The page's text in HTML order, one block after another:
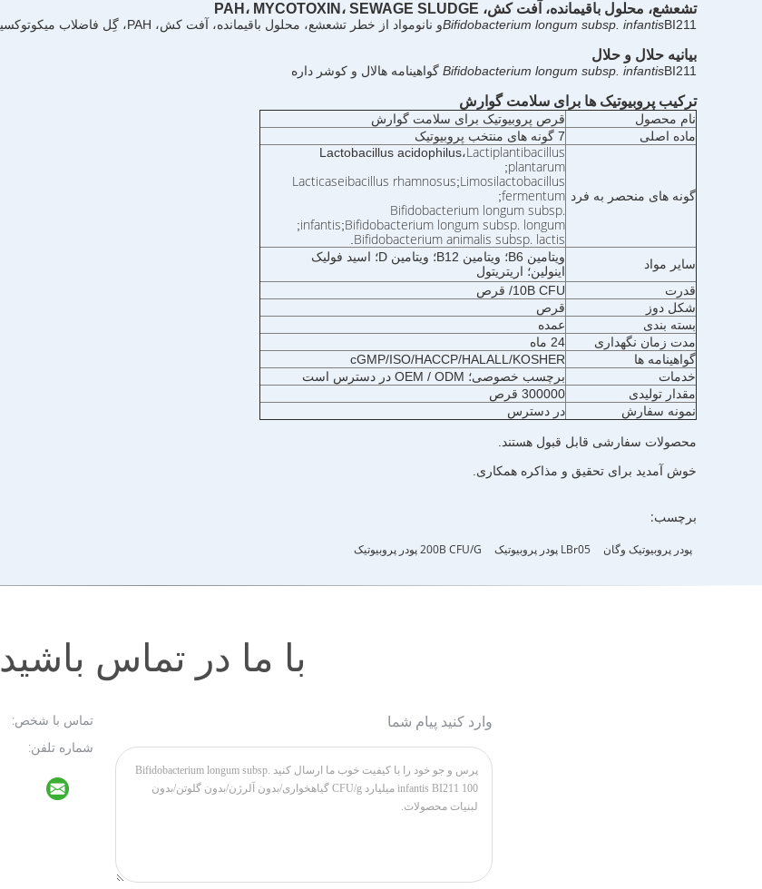
تشعشع، محلول باقیمانده، آفت کش، PAH، MYCOTOXIN، SEWAGE SLUDGE
Bifidobacterium longum subsp. infantisBI211 و نانومواد از خطر تشعشع، محلول باقیمانده، آفت کش، PAH، گِل فاضلاب میکوتوکسین پاک است.
بیانیه حلال و حلال
Bifidobacterium longum subsp. infantisBI211 گواهينامه هالال و کوشر داره
ترکیب پروبیوتیک ها برای سلامت گوارش
نام محصول
قرص پروبیوتیک برای سلامت گوارش
ماده اصلی
7 گونه های منتخب پروبیوتیک
گونه های منحصر به فرد
Lactobacillus acidophilus،Lactiplantibacillus
plantarum
;
Lacticaseibacillus rhamnosus;Limosilactobacillus
fermentum
;
Bifidobacterium longum subsp.
infantis;Bifidobacterium longum subsp. longum
;
Bifidobacterium animalis subsp. lactis
سایر مواد
ویتامین B6؛ ویتامین B12؛ ویتامین D؛ اسید فولیک
اینولین؛ اریتریتول
قدرت
10B CFU/ قرص
شکل دوز
قرص
بسته بندی
عمده
مدت زمان نگهداری
24 ماه
گواهینامه ها
cGMP/ISO/HACCP/HALALL/KOSHER
خدمات
برچسب خصوصی؛ OEM / ODM در دسترس است
مقدار تولیدی
300000 قرص
نمونه سفارش
در دسترس
محصولات سفارشی قابل قبول هستند.
خوش آمدید برای تحقیق و مذاکره همکاری.
برچسب:
پودر پروبیوتیک وگان LBr05 پودر پروبیوتیک 200B CFU/g پودر پروبیوتیک
با ما در تماس باشید
تماس با شخص:
شماره تلفن:
وارد کنید پیام شما